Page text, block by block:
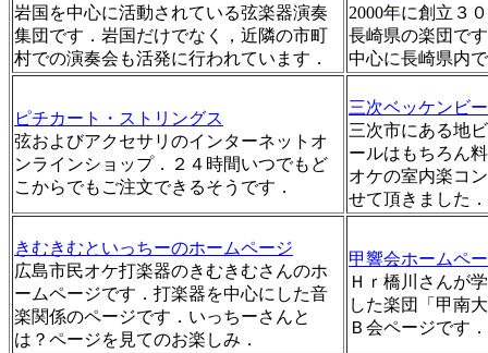
岩国を中心に活動されている弦楽器演奏
集団です．岩国だけでなく，近隣の市町
村での演奏会も活発に行われています．
2000年に創立３
長崎県の楽団で
中心に長崎県内
ピチカート・ストリングス
弦およびアクセサリのインターネットオ
ンラインショップ．２４時間いつでもど
こからでもご注文できるそうです．
三次ベッケンビ
三次市にある地
ールはもちろん
オケの室内楽コ
せて頂きました．
きむきむといっちーのホームページ
広島市民オケ打楽器のきむきむさんのホ
ームページです．打楽器を中心にした音
楽関係のページです．いっちーさんと
は？ページを見てのお楽しみ．
甲響会ホームペ
Ｈｒ橋川さんが
した楽団「甲南
Ｂ会ページです．